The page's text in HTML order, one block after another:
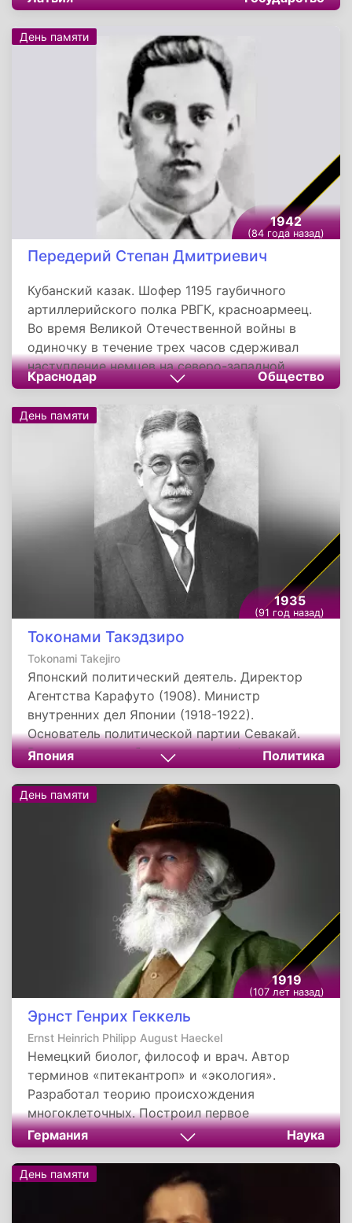
1942
(84 года назад)
Передерий Степан Дмитриевич
Кубанский казак. Шофер 1195 гаубичного
артиллерийского полка РВГК, красноармеец.
Во время Великой Отечественной войны в
одиночку в течение трех часов сдерживал
наступление немцев на северо-западной
окраине Краснодара.
Краснодар Общество
День памяти
1935
(91 год назад)
Токонами Такэдзиро
Tokonami Takejirо
Японский политический деятель. Директор
Агентства Карафуто (1908). Министр
внутренних дел Японии (1918-1922).
Основатель политической партии Севакай.
Ранее являлся губернатором префектуры
Токусима и префектуры Акита.
Япония Политика
День памяти
1919
(107 лет назад)
Эрнст Генрих Геккель
Ernst Heinrich Philipp August Haeckel
Немецкий биолог, философ и врач. Автор
терминов «питекантроп» и «экология».
Разработал теорию происхождения
многоклеточных. Построил первое
генеалогическое древо животного царства.
Германия Наука
День памяти
День памяти